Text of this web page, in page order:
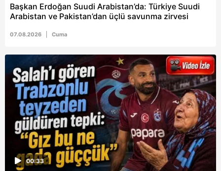
Başkan Erdoğan Suudi Arabistan’da: Türkiye Suudi
Arabistan ve Pakistan’dan üçlü savunma zirvesi
07.08.2026 Cuma
00:33